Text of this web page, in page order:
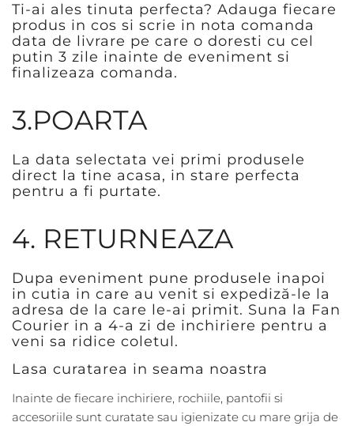
Ti-ai ales tinuta perfecta? Adauga fiecare
produs in cos si scrie in nota comanda
data de livrare pe care o doresti cu cel
putin 3 zile inainte de eveniment si
finalizeaza comanda.
3.POARTA
La data selectata vei primi produsele
direct la tine acasa, in stare perfecta
pentru a fi purtate.
4. RETURNEAZA
Dupa eveniment pune produsele inapoi
in cutia in care au venit si expediză-le la
adresa de la care le-ai primit. Suna la Fan
Courier in a 4-a zi de inchiriere pentru a
veni sa ridice coletul.
Lasa curatarea in seama noastra
Inainte de fiecare inchiriere, rochiile, pantofii si
accesoriile sunt curatate sau igienizate cu mare grija de